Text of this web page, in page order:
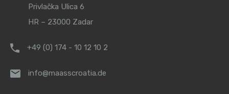
Privlačka Ulica 6
HR – 23000 Zadar
+49 (0) 174 - 10 12 10 2
info@maasscroatia.de